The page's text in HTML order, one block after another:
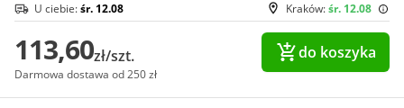
Kraków:śr. 12.08
U ciebie:śr. 12.08
113,60zł/szt.
Darmowa dostawa od 250 zł
do koszyka